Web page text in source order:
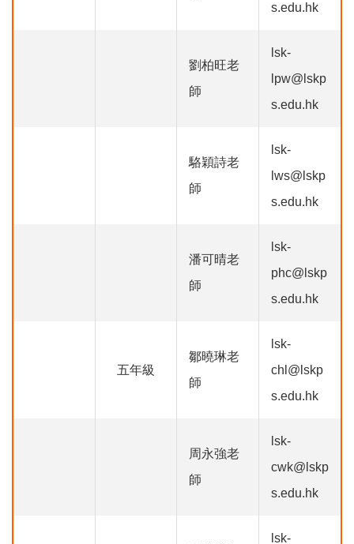
s.edu.hk
劉柏旺老
師
lsk-
lpw@lskp
s.edu.hk
駱穎詩老
師
lsk-
lws@lskp
s.edu.hk
潘可晴老
師
lsk-
phc@lskp
s.edu.hk
五年級
鄒曉琳老
師
lsk-
chl@lskp
s.edu.hk
周永強老
師
lsk-
cwk@lskp
s.edu.hk
lsk-